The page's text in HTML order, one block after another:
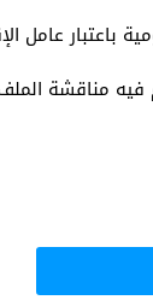
عامل
الملف